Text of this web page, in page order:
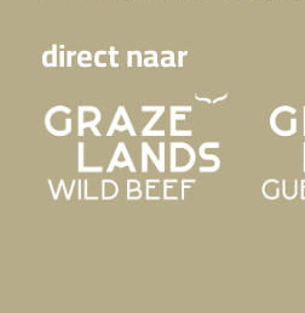
direct naar